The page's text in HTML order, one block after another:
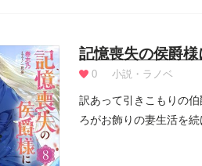
記憶喪失の侯爵
0 小説・ラノベ
訳あって引きこもりの
ろがお飾りの妻生活を